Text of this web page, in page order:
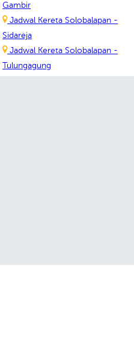
Gambir
Jadwal Kereta Solobalapan -
Sidareja
Jadwal Kereta Solobalapan -
Tulungagung